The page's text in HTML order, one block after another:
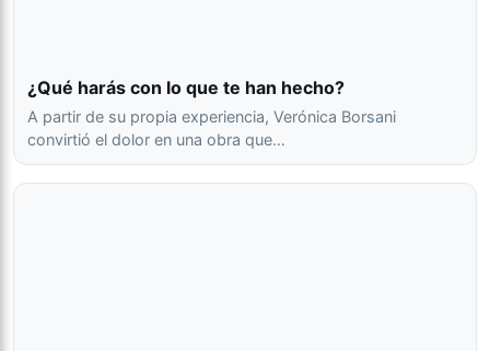
¿Qué harás con lo que te han hecho?
A partir de su propia experiencia, Verónica Borsani
convirtió el dolor en una obra que…